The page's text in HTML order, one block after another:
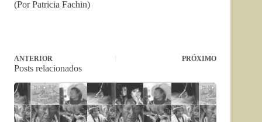
(Por Patricia Fachin)
ANTERIOR PRÓXIMO
Posts relacionados